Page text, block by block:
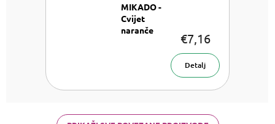
MIKADO -
Cvijet
naranče
€7,16
Detalj